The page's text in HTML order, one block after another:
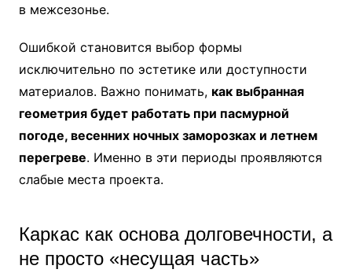
в межсезонье.
Ошибкой становится выбор формы
исключительно по эстетике или доступности
материалов. Важно понимать, как выбранная
геометрия будет работать при пасмурной
погоде, весенних ночных заморозках и летнем
перегреве. Именно в эти периоды проявляются
слабые места проекта.
Каркас как основа долговечности, а
не просто «несущая часть»